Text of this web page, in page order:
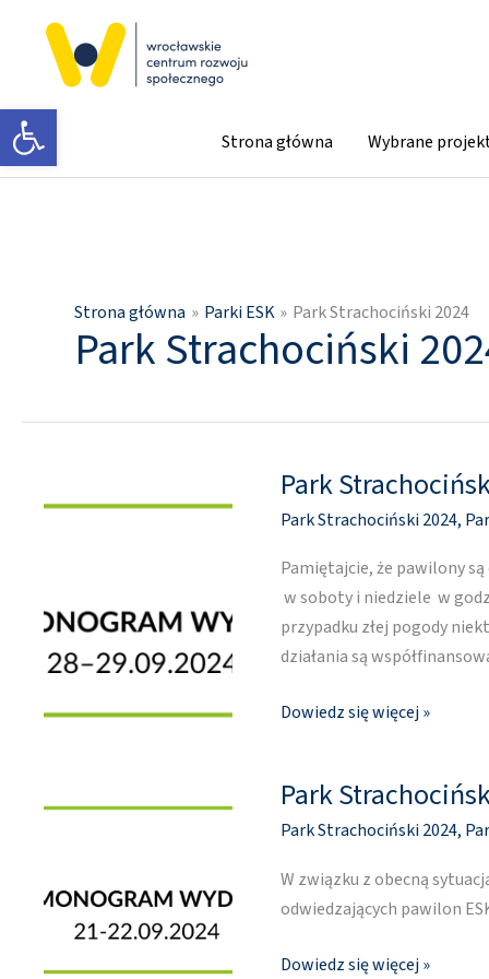
Otwórz pasek narzędzi Strona główna Wybrane
Strona główna Parki ESK Park Strachociński 2024
Park Strachociński
Park
Park Strachociński 2024,
Pamiętajcie, że pawilony
w soboty i niedziele w
przypadku złej pogody
działania są
Park
Strachociński
29.09]
Dowiedz się więcej »
Park
Park Strachociński 2024,
W związku z obecną
odwiedzających pawilon
Park
Strachociński
22.09]
Dowiedz się więcej »